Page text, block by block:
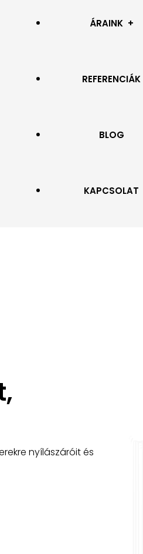
ZSALUZIA
ÁRAINK
REFERENCIÁK
BLOG
KAPCSOLAT
nyílászáróit és